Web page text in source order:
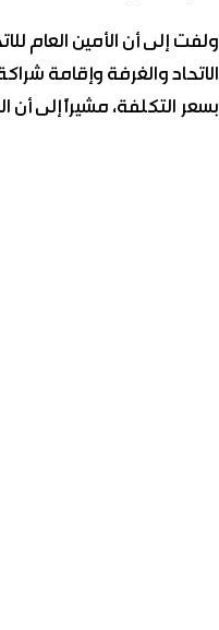
ولفت إلى أن الأمين العام
الاتحاد والغرفة وإقامة
بسعر التكلفة، مشيراً إلى أن